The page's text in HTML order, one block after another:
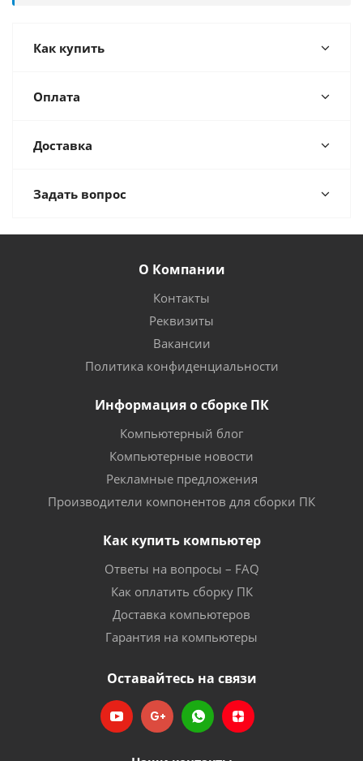
Как купить
Оплата
Доставка
Задать вопрос
О Компании
Контакты
Реквизиты
Вакансии
Политика конфиденциальности
Информация о сборке ПК
Компьютерный блог
Компьютерные новости
Рекламные предложения
Производители компонентов для сборки ПК
Как купить компьютер
Ответы на вопросы – FAQ
Как оплатить сборку ПК
Доставка компьютеров
Гарантия на компьютеры
Оставайтесь на связи